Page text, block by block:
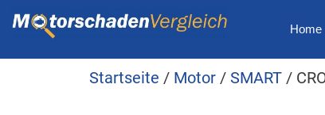
Home
Startseite / Motor / SMART /